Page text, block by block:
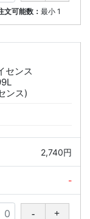
文可能数：最小 1
センス
ンス)
2,740円
-